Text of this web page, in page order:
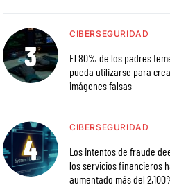
CIBERSEGURIDAD
El 80% de los padres
pueda utilizarse para
imágenes falsas
CIBERSEGURIDAD
Los intentos de fraude
los servicios financieros
aumentado más del